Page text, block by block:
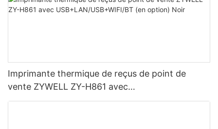
Imprimante thermique de reçus de point de
vente ZYWELL ZY-H861 avec
USB+LAN/USB+WIFI/BT (en option) Noir